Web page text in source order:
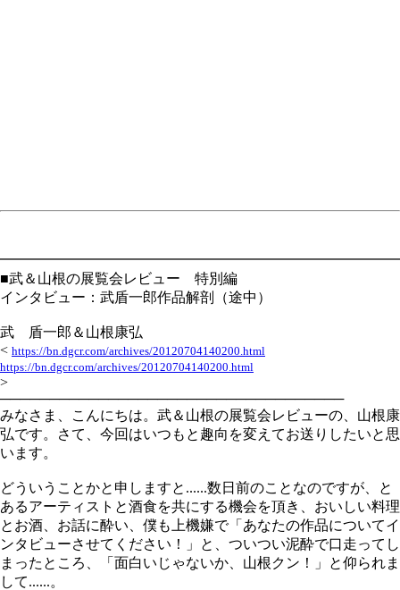
■武＆山根の展覧会レビュー 特別編
インタビュー：武盾一郎作品解剖（途中）
武 盾一郎＆山根康弘
< https://bn.dgcr.com/archives/20120704140200.html
https://bn.dgcr.com/archives/20120704140200.html
>
───────────────────────────────────
みなさま、こんにちは。武＆山根の展覧会レビューの、山根康
弘です。さて、今回はいつもと趣向を変えてお送りしたいと思
います。
どういうことかと申しますと......数日前のことなのですが、と
あるアーティストと酒食を共にする機会を頂き、おいしい料理
とお酒、お話に酔い、僕も上機嫌で「あなたの作品についてイ
ンタビューさせてください！」と、ついつい泥酔で口走ってし
まったところ、「面白いじゃないか、山根クン！」と仰られま
して......。